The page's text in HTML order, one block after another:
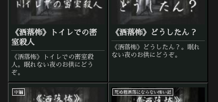
《洒落怖》トイレでの密
室殺人
《洒落怖》トイレでの密室殺
人。眠れない夜のお供にどう
ぞ。
《洒落怖》どうしたん？
《洒落怖》どうしたん？。眠れ
ない夜のお供にどうぞ。
中編 死ぬ程洒落にならない怖い話